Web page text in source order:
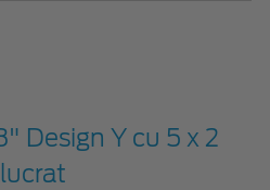
Design Y cu 5 x 2